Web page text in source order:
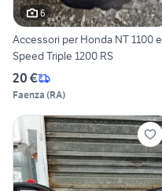
6
Accessori per Honda NT 1100 e
Speed Triple 1200 RS
20 €
Faenza (RA)